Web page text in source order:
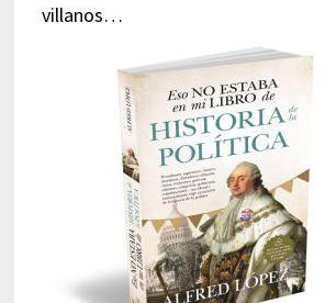
villanos…